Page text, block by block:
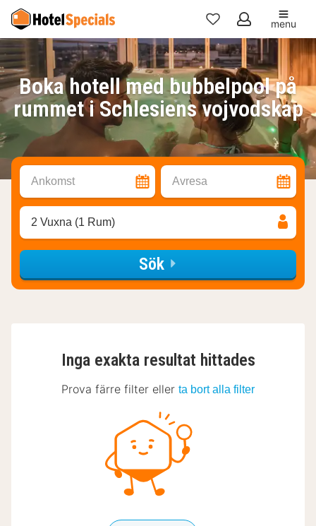
Mina
favoriter
menu
Boka hotell med bubbelpool på
rummet i Schlesiens vojvodskap
Ankomst Avresa
2 Vuxna (1 Rum)
Sök
Inga exakta resultat hittades
Prova färre filter eller ta bort alla filter